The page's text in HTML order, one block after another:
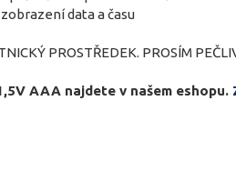
data a času
PROSTŘEDEK. PROSÍM
AAA najdete v našem eshopu.